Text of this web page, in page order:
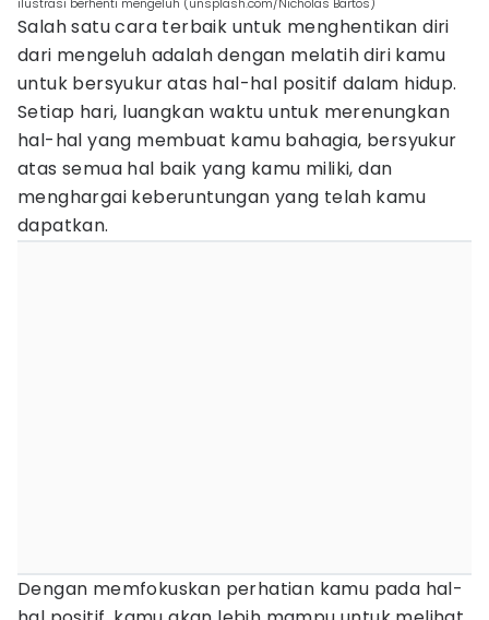
Salah satu cara terbaik untuk menghentikan diri
dari mengeluh adalah dengan melatih diri kamu
untuk bersyukur atas hal-hal positif dalam hidup.
Setiap hari, luangkan waktu untuk merenungkan
hal-hal yang membuat kamu bahagia, bersyukur
atas semua hal baik yang kamu miliki, dan
menghargai keberuntungan yang telah kamu
dapatkan.
Dengan memfokuskan perhatian kamu pada hal-